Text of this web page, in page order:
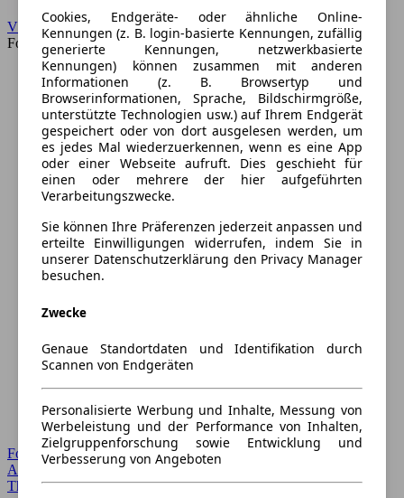
VW
Forum
Forum Startseite
Alle Auto-Foren
Themen-Forum
Cookies, Endgeräte- oder ähnliche Online-
Kennungen (z. B. login-basierte Kennungen, zufällig
generierte Kennungen, netzwerkbasierte
Kennungen) können zusammen mit anderen
Informationen (z. B. Browsertyp und
Browserinformationen, Sprache, Bildschirmgröße,
unterstützte Technologien usw.) auf Ihrem Endgerät
gespeichert oder von dort ausgelesen werden, um
es jedes Mal wiederzuerkennen, wenn es eine App
oder einer Webseite aufruft. Dies geschieht für
einen oder mehrere der hier aufgeführten
Verarbeitungszwecke.
Sie können Ihre Präferenzen jederzeit anpassen und
erteilte Einwilligungen widerrufen, indem Sie in
unserer Datenschutzerklärung den Privacy Manager
besuchen.
Zwecke
Genaue Standortdaten und Identifikation durch
Scannen von Endgeräten
Personalisierte Werbung und Inhalte, Messung von
Werbeleistung und der Performance von Inhalten,
Zielgruppenforschung sowie Entwicklung und
Verbesserung von Angeboten